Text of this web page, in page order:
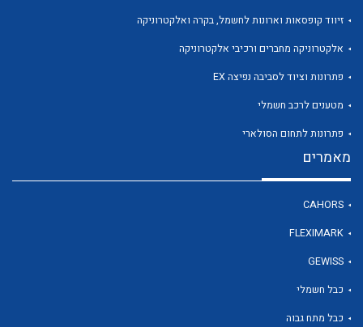
לכל מוצרי היצרן
זיווד קופסאות וארונות לחשמל, בקרה ואלקטרוניקה
אלקטרוניקה מחברים ורכיבי אלקטרוניקה
פתרונות וציוד לסביבה נפיצה EX
מטענים לרכב חשמלי
פתרונות לתחום הסולארי
מאמרים
CAHORS
FLEXIMARK
GEWISS
כבל חשמלי
כבל מתח גבוה